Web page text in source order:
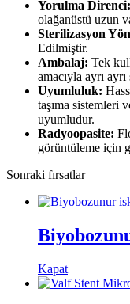
Yorulma Direnci:
olağanüstü uzun
Sterilizasyon
Edilmiştir.
Ambalaj: Tek
amacıyla ayrı
Uyumluluk:
taşıma sistemleri
uyumludur.
Radyoopasite:
görüntüleme için
Sonraki fırsatlar
Kapat